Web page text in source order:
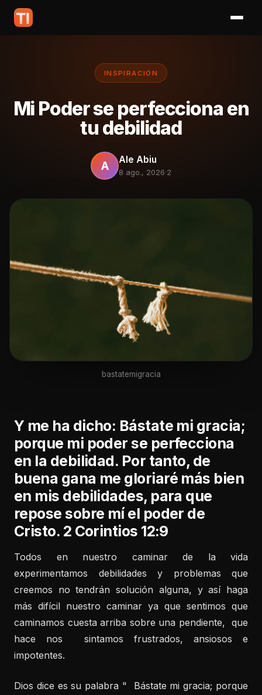
INSPIRACIÓN
Mi Poder se perfecciona en
tu debilidad
A Ale Abiu
8 ago., 2026·2
bastatemigracia
Y me ha dicho: Bástate mi gracia;
porque mi poder se perfecciona
en la debilidad. Por tanto, de
buena gana me gloriaré más bien
en mis debilidades, para que
repose sobre mí el poder de
Cristo. 2 Corintios 12:9
Todos en nuestro caminar de la vida
experimentamos debilidades y problemas que
creemos no tendrán solución alguna, y así haga
más difícil nuestro caminar ya que sentimos que
caminamos cuesta arriba sobre una pendiente, que
hace nos sintamos frustrados, ansiosos e
impotentes.
Dios dice es su palabra " Bástate mi gracia; porque